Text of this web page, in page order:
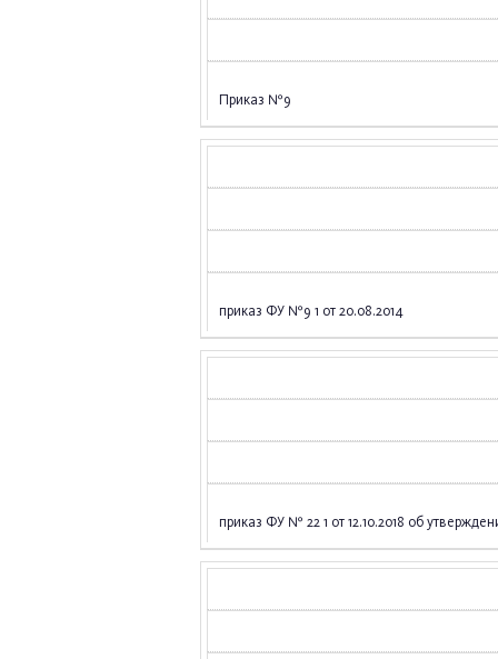
Приказ №9
приказ ФУ №9 1 от 20.08.2014
приказ ФУ № 22 1 от 12.10.2018 об